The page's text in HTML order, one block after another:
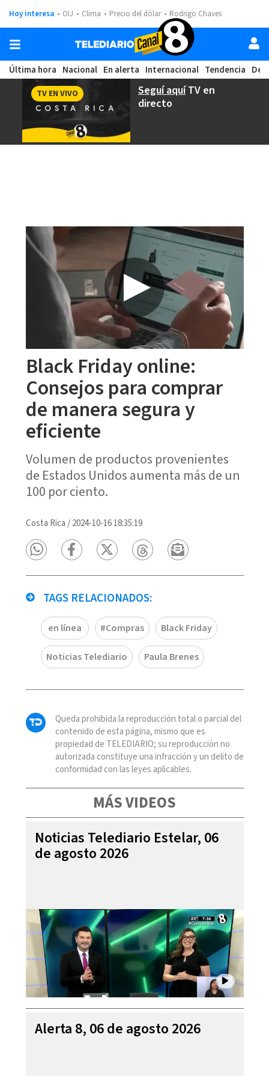
Hoy interesa OIJ Clima Precio del dólar Rodrigo Chaves
Última hora Nacional En alerta Internacional Tendencia
Seguí aquíTV en
directo
TV EN VIVO
Black Friday online:
Consejos para comprar
de manera segura y
eficiente
Volumen de productos provenientes
de Estados Unidos aumenta más de un
100 por ciento.
Costa Rica /2024-10-16 18:35:19
TAGS RELACIONADOS:
en línea #Compras Black Friday
Noticias Telediario Paula Brenes
Queda prohibida la reproducción total o parcial del
contenido de esta página, mismo que es
propiedad de TELEDIARIO; su reproducción no
autorizada constituye una infracción y un delito de
conformidad con las leyes aplicables.
MÁS VIDEOS
Noticias Telediario Estelar, 06
de agosto 2026
Alerta 8, 06 de agosto 2026